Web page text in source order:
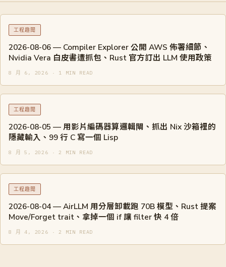
工程趣聞
2026-08-06 — Compiler Explorer 公開 AWS 佈署細節、
Nvidia Vera 白皮書遭抓包、Rust 官方訂出 LLM 使用政策
8 月 6, 2026 · 1 MIN READ
工程趣聞
2026-08-05 — 用影片編碼器算邏輯閘、抓出 Nix 沙箱裡的
隱藏輸入、99 行 C 寫一個 Lisp
8 月 5, 2026 · 2 MIN READ
工程趣聞
2026-08-04 — AirLLM 用分層卸載跑 70B 模型、Rust 提案
Move/Forget trait、拿掉一個 if 讓 filter 快 4 倍
8 月 4, 2026 · 2 MIN READ